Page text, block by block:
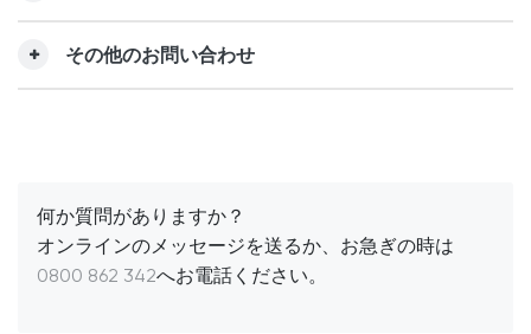
その他のお問い合わせ
何か質問がありますか？
オンラインのメッセージを送るか、お急ぎの時は
0800 862 342へお電話ください。